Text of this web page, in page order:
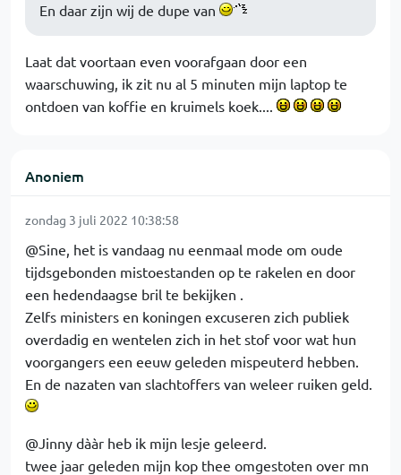
En daar zijn wij de dupe van
Laat dat voortaan even voorafgaan door een
waarschuwing, ik zit nu al 5 minuten mijn laptop te
ontdoen van koffie en kruimels koek....
Anoniem
zondag 3 juli 2022 10:38:58
@Sine, het is vandaag nu eenmaal mode om oude
tijdsgebonden mistoestanden op te rakelen en door
een hedendaagse bril te bekijken .
Zelfs ministers en koningen excuseren zich publiek
overdadig en wentelen zich in het stof voor wat hun
voorgangers een eeuw geleden mispeuterd hebben.
En de nazaten van slachtoffers van weleer ruiken geld.
@Jinny dààr heb ik mijn lesje geleerd.
twee jaar geleden mijn kop thee omgestoten over mn